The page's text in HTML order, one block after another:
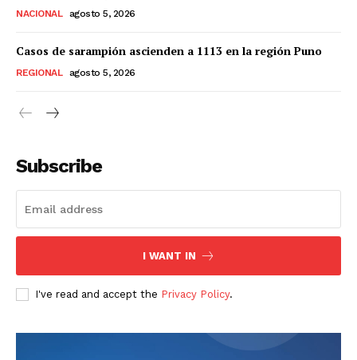
NACIONAL agosto 5, 2026
Casos de sarampión ascienden a 1113 en la región Puno
REGIONAL agosto 5, 2026
Subscribe
I WANT IN
I've read and accept the Privacy Policy.